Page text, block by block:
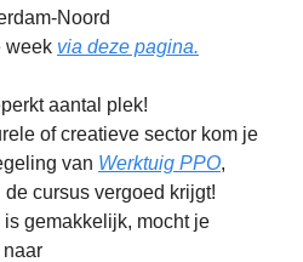
Noord
week via deze pagina.
aantal plek!
of creatieve sector kom je
van Werktuig PPO,
cursus vergoed krijgt!
gemakkelijk, mocht je